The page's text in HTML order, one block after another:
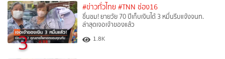
3
#ข่าวทั่วไทย #TNN ช่อง16
ชื่นชม! ยายวัย 70 ปีเก็บเงินได้ 3 หมื่นรีบแจ้งจนท.
ล่าสุดเจอเจ้าของแล้ว
1.8K